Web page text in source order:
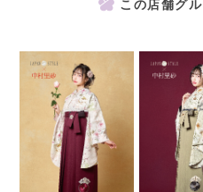
この店舗グ